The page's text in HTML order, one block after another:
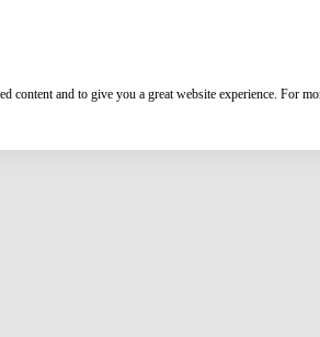
and to give you a great website experience. For